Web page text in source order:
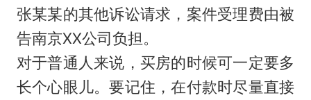
张某某的其他诉讼请求，案件受理费由被
告南京XX公司负担。
对于普通人来说，买房的时候可一定要多
长个心眼儿。要记住，在付款时尽量直接